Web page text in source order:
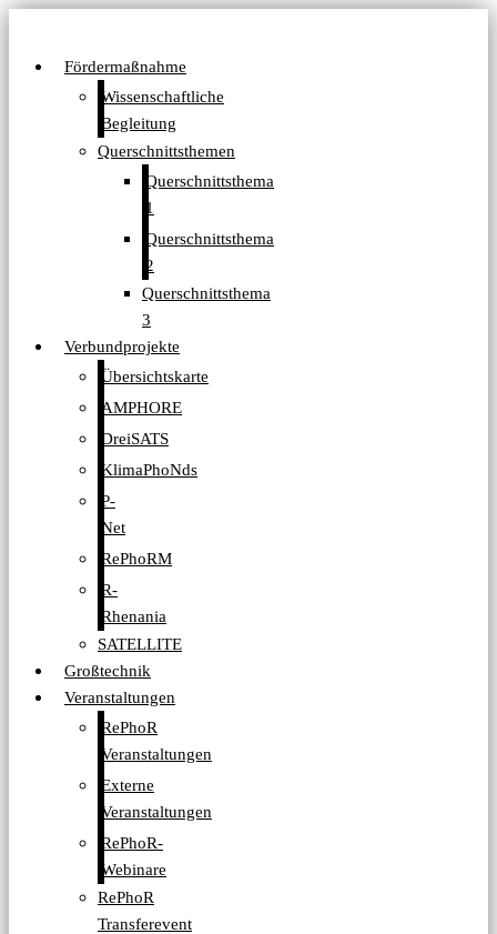
Fördermaßnahme
Wissenschaftliche
Begleitung
Querschnittsthemen
Querschnittsthema
1
Querschnittsthema
2
Querschnittsthema
3
Verbundprojekte
Übersichtskarte
AMPHORE
DreiSATS
KlimaPhoNds
P-
Net
RePhoRM
R-
Rhenania
SATELLITE
Großtechnik
Veranstaltungen
RePhoR
Veranstaltungen
Externe
Veranstaltungen
RePhoR-
Webinare
RePhoR
Transferevent